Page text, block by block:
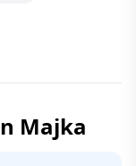
Majka